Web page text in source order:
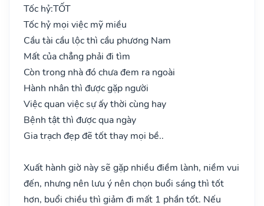
Tốc hỷ:TỐT
Tốc hỷ mọi việc mỹ miều
Cầu tài cầu lộc thì cầu phương Nam
Mất của chẳng phải đi tìm
Còn trong nhà đó chưa đem ra ngoài
Hành nhân thì được gặp người
Việc quan việc sự ấy thời cùng hay
Bệnh tật thì được qua ngày
Gia trạch đẹp đẽ tốt thay mọi bề..
Xuất hành giờ này sẽ gặp nhiều điềm lành, niềm vui
đến, nhưng nên lưu ý nên chọn buổi sáng thì tốt
hơn, buổi chiều thì giảm đi mất 1 phần tốt. Nếu